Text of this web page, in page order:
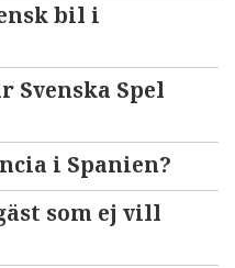
bil i
Spel
i Spanien?
som ej vill